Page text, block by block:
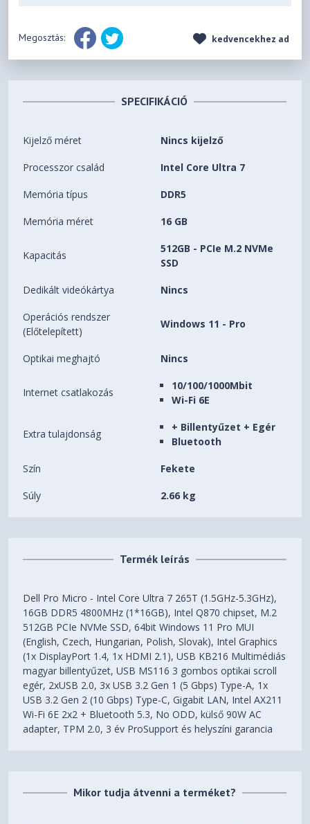
Megosztás: kedvencekhez ad
SPECIFIKÁCIÓ
Kijelző méret Nincs kijelző
Processzor család Intel Core Ultra 7
Memória típus DDR5
Memória méret 16 GB
Kapacitás
512GB - PCIe M.2 NVMe
SSD
Dedikált videókártya Nincs
Operációs rendszer
(Előtelepített)
Windows 11 - Pro
Optikai meghajtó Nincs
Internet csatlakozás
10/100/1000Mbit
Wi-Fi 6E
Extra tulajdonság
+ Billentyűzet + Egér
Bluetooth
Szín Fekete
Súly 2.66 kg
Termék leírás
Dell Pro Micro - Intel Core Ultra 7 265T (1.5GHz-5.3GHz),
16GB DDR5 4800MHz (1*16GB), Intel Q870 chipset, M.2
512GB PCIe NVMe SSD, 64bit Windows 11 Pro MUI
(English, Czech, Hungarian, Polish, Slovak), Intel Graphics
(1x DisplayPort 1.4, 1x HDMI 2.1), USB KB216 Multimédiás
magyar billentyűzet, USB MS116 3 gombos optikai scroll
egér, 2xUSB 2.0, 3x USB 3.2 Gen 1 (5 Gbps) Type-A, 1x
USB 3.2 Gen 2 (10 Gbps) Type-C, Gigabit LAN, Intel AX211
Wi-Fi 6E 2x2 + Bluetooth 5.3, No ODD, külső 90W AC
adapter, TPM 2.0, 3 év ProSupport és helyszíni garancia
Mikor tudja átvenni a terméket?